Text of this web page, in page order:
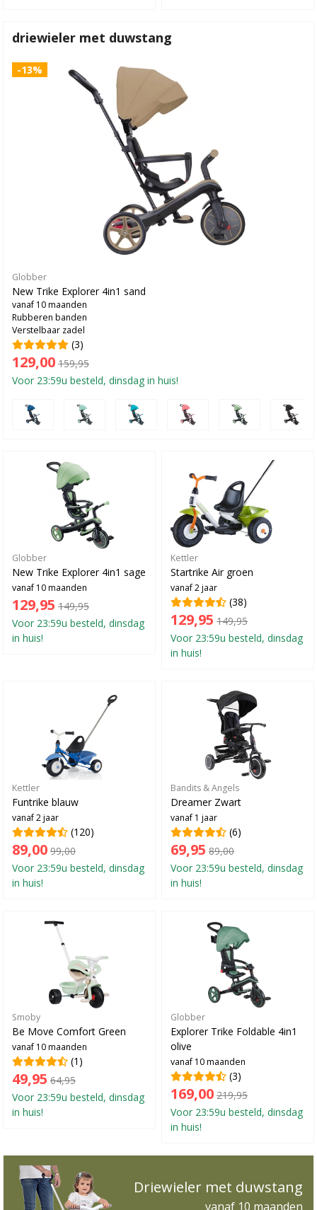
driewieler met duwstang
-13%
Globber
New Trike Explorer 4in1 sand
vanaf 10 maanden
Rubberen banden
Verstelbaar zadel
(3)
129,00 159,95
Voor 23:59u besteld, dinsdag in huis!
Globber
New Trike Explorer 4in1 sage
vanaf 10 maanden
129,95 149,95
Voor 23:59u besteld, dinsdag
in huis!
Kettler
Startrike Air groen
vanaf 2 jaar
(38)
129,95 149,95
Voor 23:59u besteld, dinsdag
in huis!
Kettler
Funtrike blauw
vanaf 2 jaar
(120)
89,00 99,00
Voor 23:59u besteld, dinsdag
in huis!
Bandits & Angels
Dreamer Zwart
vanaf 1 jaar
(6)
69,95 89,00
Voor 23:59u besteld, dinsdag
in huis!
Smoby
Be Move Comfort Green
vanaf 10 maanden
(1)
49,95 64,95
Voor 23:59u besteld, dinsdag
in huis!
Globber
Explorer Trike Foldable 4in1
olive
vanaf 10 maanden
(3)
169,00 219,95
Voor 23:59u besteld, dinsdag
in huis!
Driewieler met duwstang
vanaf 10 maanden